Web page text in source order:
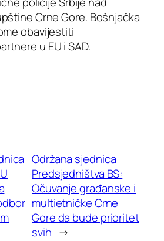
Crne Gore. Bošnjačka
obavijestiti
u EU i SAD.
Održana sjednica
Predsjedništva BS:
Očuvanje građanske i
multietničke Crne
Gore da bude prioritet
svih →